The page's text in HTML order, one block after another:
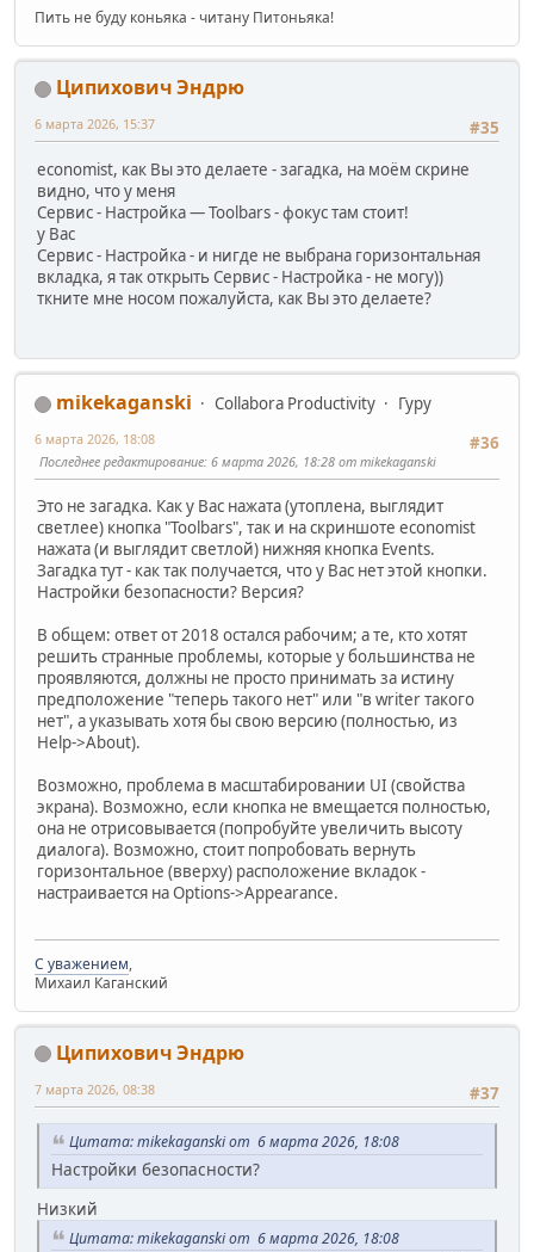
Пить не буду коньяка - читану Питоньяка!
Ципихович Эндрю
#35
6 марта 2026, 15:37
economist, как Вы это делаете - загадка, на моём скрине
видно, что у меня
Сервис - Настройка — Toolbars - фокус там стоит!
у Вас
Сервис - Настройка - и нигде не выбрана горизонтальная
вкладка, я так открыть Сервис - Настройка - не могу))
ткните мне носом пожалуйста, как Вы это делаете?
mikekaganski Collabora Productivity
Гуру
#36
6 марта 2026, 18:08
Последнее редактирование: 6 марта 2026, 18:28 от mikekaganski
Это не загадка. Как у Вас нажата (утоплена, выглядит
светлее) кнопка "Toolbars", так и на скриншоте economist
нажата (и выглядит светлой) нижняя кнопка Events.
Загадка тут - как так получается, что у Вас нет этой кнопки.
Настройки безопасности? Версия?
В общем: ответ от 2018 остался рабочим; а те, кто хотят
решить странные проблемы, которые у большинства не
проявляются, должны не просто принимать за истину
предположение "теперь такого нет" или "в writer такого
нет", а указывать хотя бы свою версию (полностью, из
Help->About).
Возможно, проблема в масштабировании UI (свойства
экрана). Возможно, если кнопка не вмещается полностью,
она не отрисовывается (попробуйте увеличить высоту
диалога). Возможно, стоит попробовать вернуть
горизонтальное (вверху) расположение вкладок -
настраивается на Options->Appearance.
С уважением,
Михаил Каганский
Ципихович Эндрю
#37
7 марта 2026, 08:38
Цитата: mikekaganski от 6 марта 2026, 18:08
Настройки безопасности?
Низкий
Цитата: mikekaganski от 6 марта 2026, 18:08